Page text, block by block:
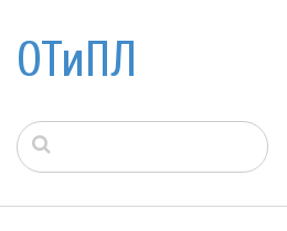
ОТиПЛ